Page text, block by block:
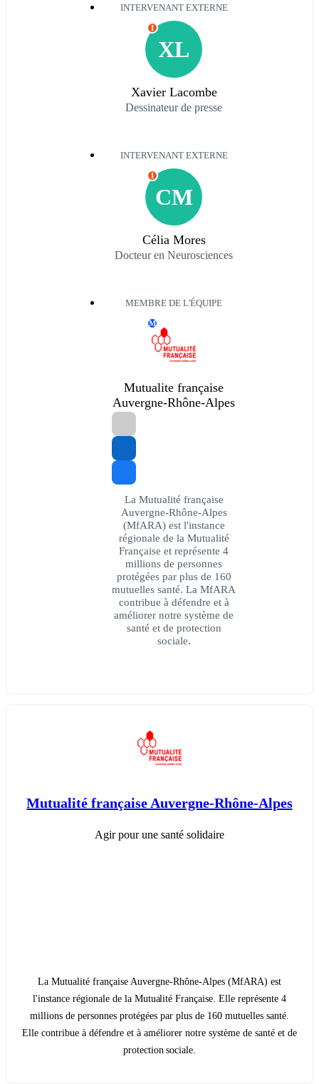
INTERVENANT EXTERNE
XL
I
Xavier Lacombe
Dessinateur de presse
INTERVENANT EXTERNE
CM
I
Célia Mores
Docteur en Neurosciences
MEMBRE DE L'ÉQUIPE
M
Mutualite française
Auvergne-Rhône-Alpes
La Mutualité française
Auvergne-Rhône-Alpes
(MfARA) est l'instance
régionale de la Mutualité
Française et représente 4
millions de personnes
protégées par plus de 160
mutuelles santé. La MfARA
contribue à défendre et à
améliorer notre système de
santé et de protection
sociale.
Mutualité française Auvergne-Rhône-Alpes
Agir pour une santé solidaire
La Mutualité française Auvergne-Rhône-Alpes (MfARA) est
l'instance régionale de la Mutualité Française. Elle représente 4
millions de personnes protégées par plus de 160 mutuelles santé.
Elle contribue à défendre et à améliorer notre système de santé et de
protection sociale.